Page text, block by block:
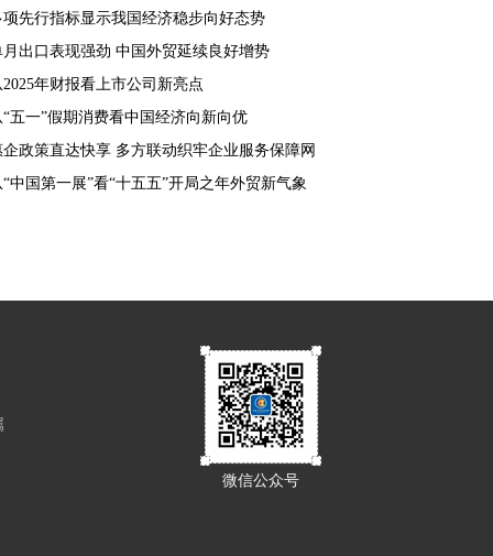
项先行指标显示我国经济稳步向好态势
月出口表现强劲 中国外贸延续良好增势
2025年财报看上市公司新亮点
“五一”假期消费看中国经济向新向优
企政策直达快享 多方联动织牢企业服务保障网
“中国第一展”看“十五五”开局之年外贸新气象
微信公众号